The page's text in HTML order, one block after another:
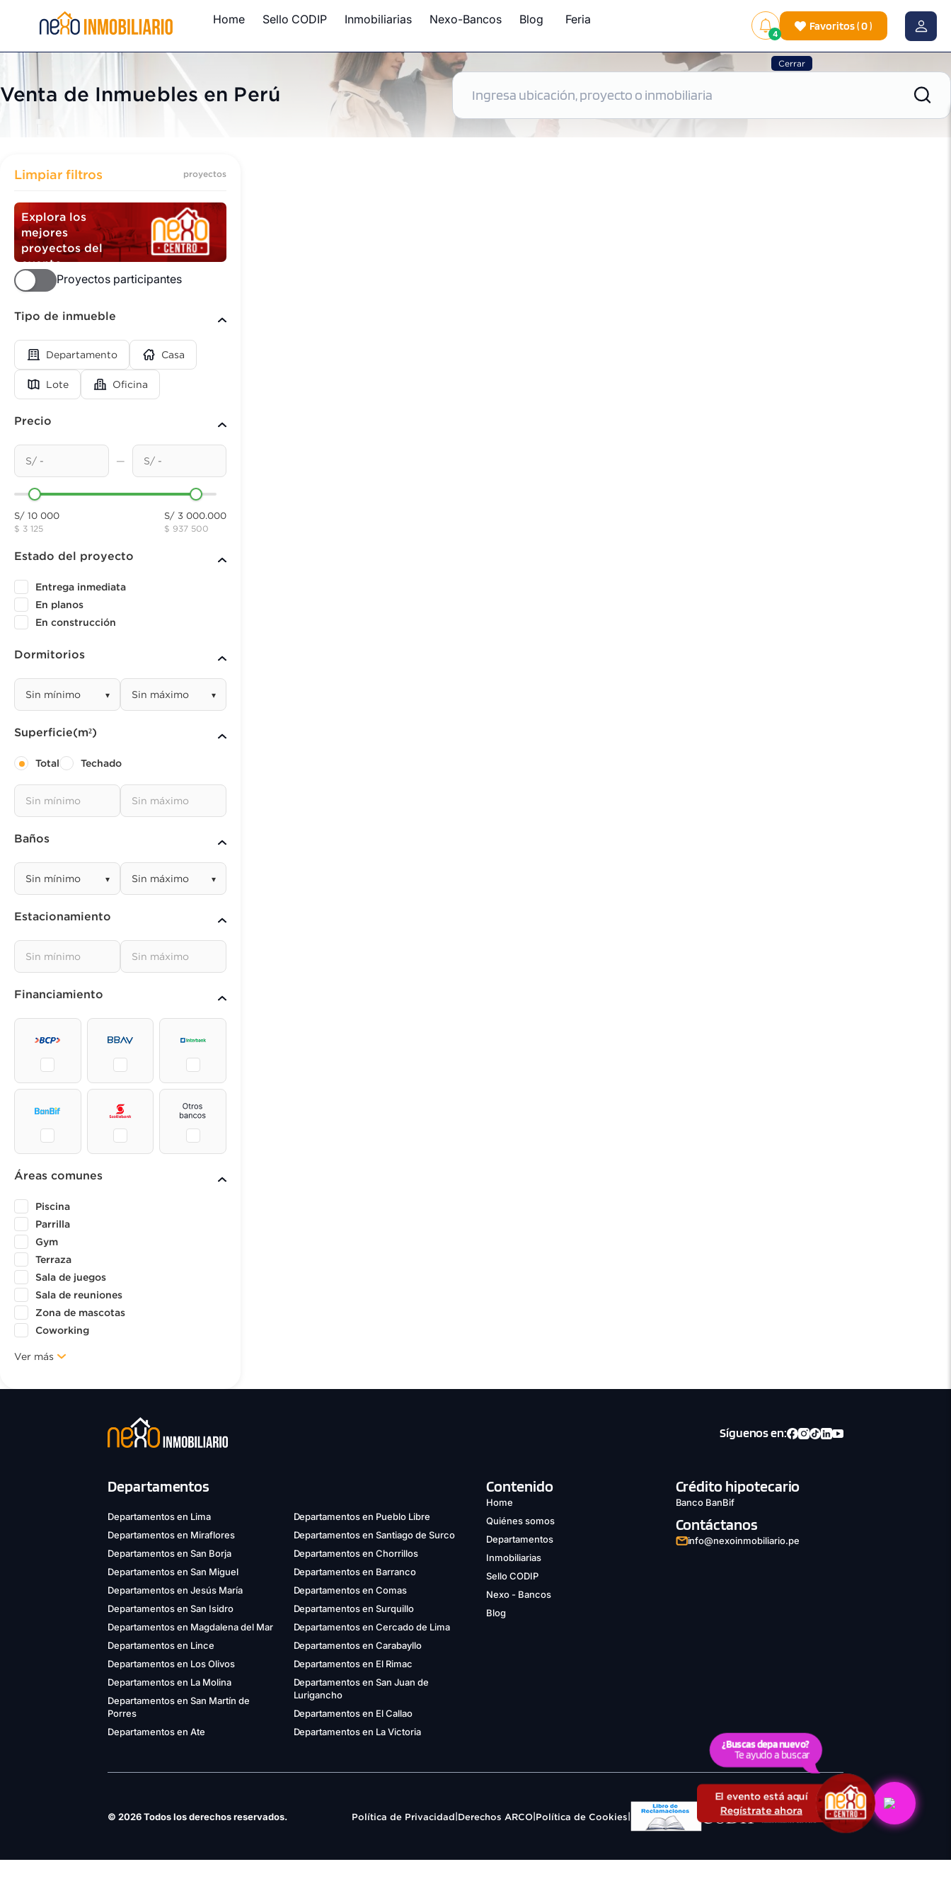
Home Sello CODIP Inmobiliarias Nexo-Bancos Blog Feria
4
Favoritos(0)
Cerrar
Venta de Inmuebles en Perú
Limpiar filtros proyectos
Explora los
mejores
proyectos del
evento
Proyectos participantes
Tipo de inmueble
Departamento Casa
Lote Oficina
Precio
—
S/ 10 000
$ 3 125
S/ 3 000.000
$ 937 500
Estado del proyecto
Entrega inmediata
En planos
En construcción
Dormitorios
▾ ▾
Superficie(m²)
Total Techado
Baños
▾ ▾
Estacionamiento
Financiamiento
Áreas comunes
Piscina
Parrilla
Gym
Terraza
Sala de juegos
Sala de reuniones
Zona de mascotas
Coworking
Ver más
El evento está aquí
Regístrate ahora
Síguenos en:
Departamentos
Departamentos en Lima
Departamentos en Miraflores
Departamentos en San Borja
Departamentos en San Miguel
Departamentos en Jesús María
Departamentos en San Isidro
Departamentos en Magdalena del Mar
Departamentos en Lince
Departamentos en Los Olivos
Departamentos en La Molina
Departamentos en San Martín de
Porres
Departamentos en Ate
Departamentos en Pueblo Libre
Departamentos en Santiago de Surco
Departamentos en Chorrillos
Departamentos en Barranco
Departamentos en Comas
Departamentos en Surquillo
Departamentos en Cercado de Lima
Departamentos en Carabayllo
Departamentos en El Rimac
Departamentos en San Juan de
Lurigancho
Departamentos en El Callao
Departamentos en La Victoria
Contenido
Home
Quiénes somos
Departamentos
Inmobiliarias
Sello CODIP
Nexo - Bancos
Blog
Crédito hipotecario
Banco BanBif
Contáctanos
info@nexoinmobiliario.pe
© 2026 Todos los derechos reservados. Política de Privacidad|Derechos ARCO|Política de Cookies|
¿Buscas depa nuevo?
Te ayudo a buscar